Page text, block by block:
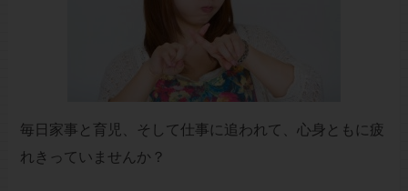
毎日家事と育児、そして仕事に追われて、心身ともに疲
れきっていませんか？